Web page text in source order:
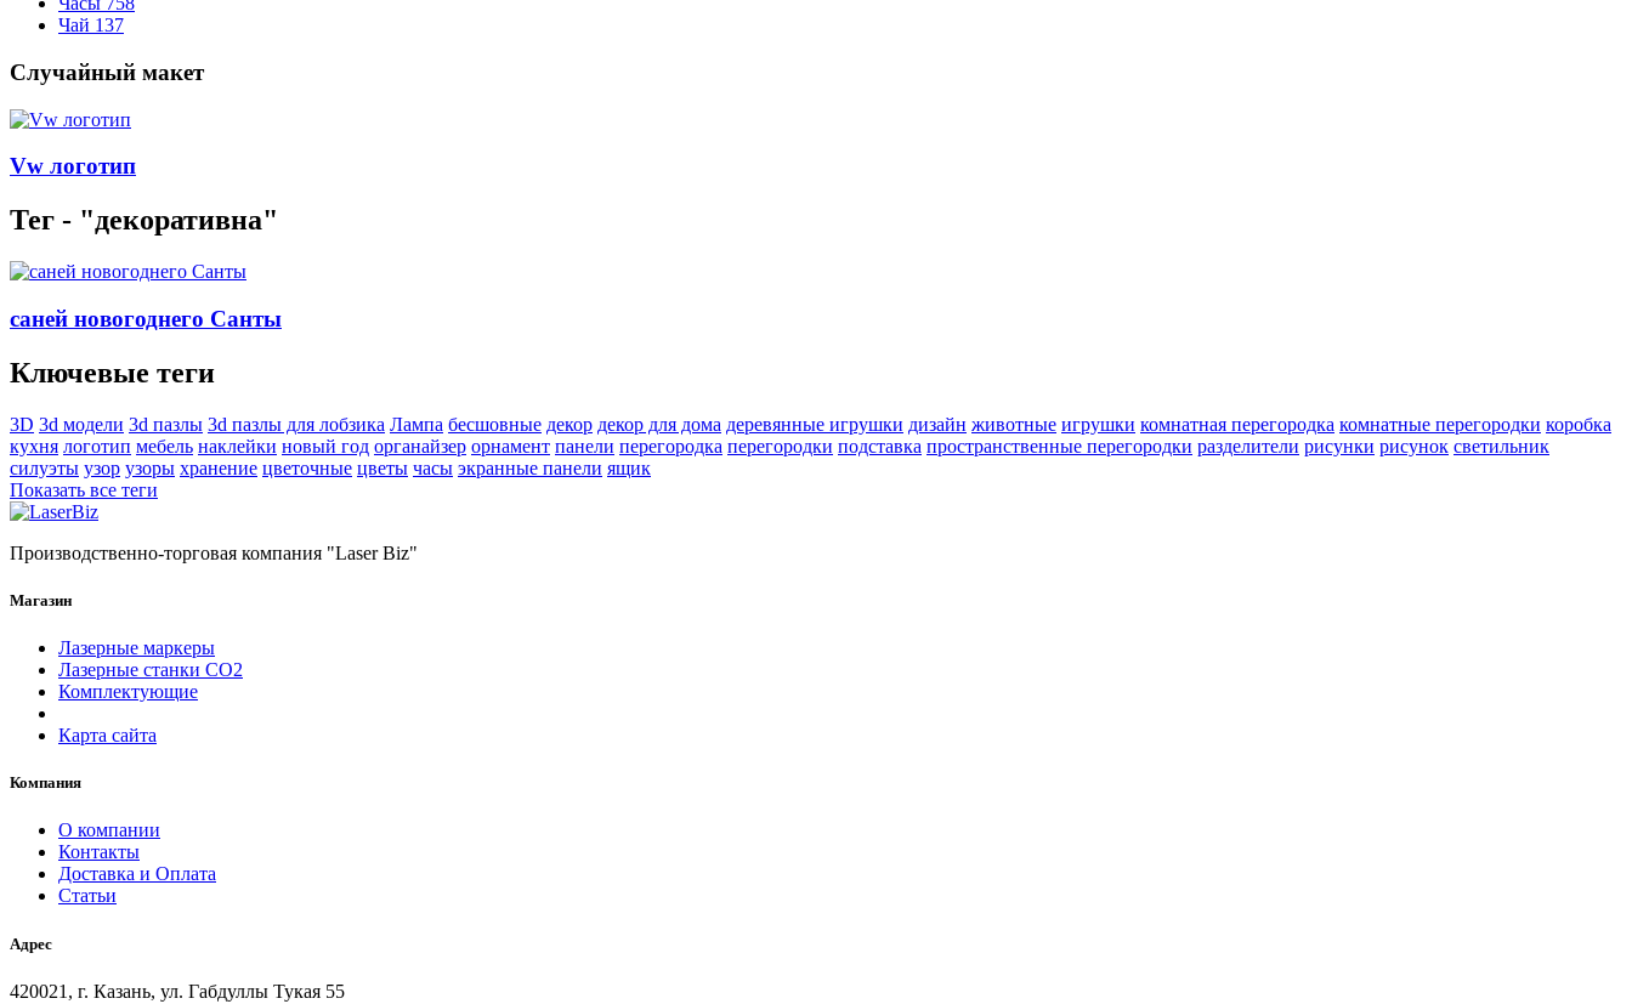
Чай 137
Случайный макет
Vw логотип
Тег - "декоративна"
саней новогоднего Санты
Ключевые теги
3D 3d модели 3d пазлы 3d пазлы для лобзика Лампа бесшовные декор декор для дома деревянные игрушки дизайн животные игрушки комнатная перегородка комнатные перегородки коробка
кухня логотип мебель наклейки новый год органайзер орнамент панели перегородка перегородки подставка пространственные перегородки разделители рисунки рисунок светильник
силуэты узор узоры хранение цветочные цветы часы экранные панели ящик
Показать все теги
Производственно-торговая компания "Laser Biz"
Магазин
Лазерные маркеры
Лазерные станки СО2
Комплектующие
Карта сайта
Компания
О компании
Контакты
Доставка и Оплата
Статьи
Адрес
420021, г. Казань, ул. Габдуллы Тукая 55